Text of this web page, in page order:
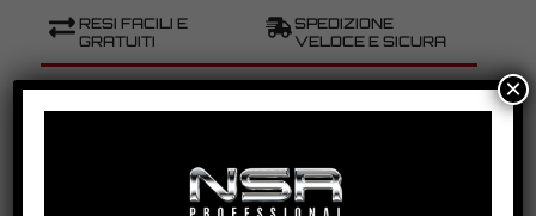
RESI FACILI E
GRATUITI
SPEDIZIONE
VELOCE E SICURA
PRODOTTI
GARANTITI DI ALTA
CATEGORIA PORSCHE 917K
PORSCHE 917K,SLOT CARS
×